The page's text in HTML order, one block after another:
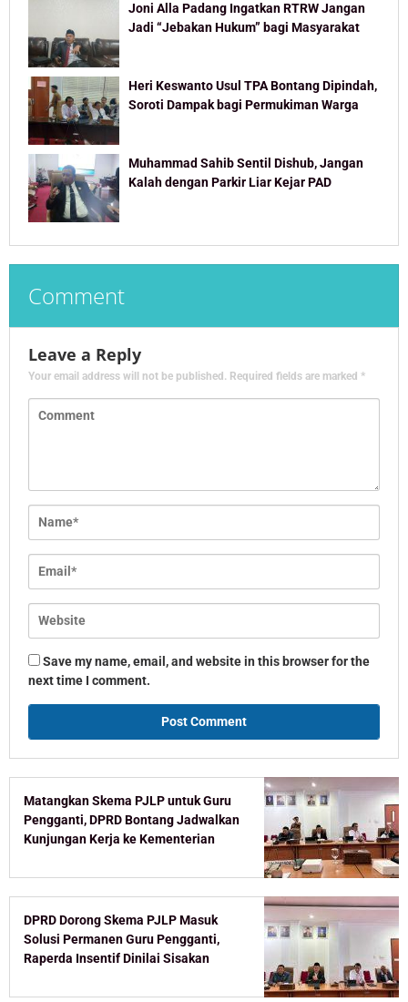
Joni Alla Padang Ingatkan RTRW Jangan
Jadi “Jebakan Hukum” bagi Masyarakat
Heri Keswanto Usul TPA Bontang Dipindah,
Soroti Dampak bagi Permukiman Warga
Muhammad Sahib Sentil Dishub, Jangan
Kalah dengan Parkir Liar Kejar PAD
Comment
Leave a Reply
Your email address will not be published. Required fields are marked *
Save my name, email, and website in this browser for the
next time I comment.
Matangkan Skema PJLP untuk Guru
Pengganti, DPRD Bontang Jadwalkan
Kunjungan Kerja ke Kementerian
DPRD Dorong Skema PJLP Masuk
Solusi Permanen Guru Pengganti,
Raperda Insentif Dinilai Sisakan